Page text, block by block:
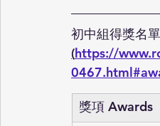
初中組得獎名
(https://
獎項 Awards